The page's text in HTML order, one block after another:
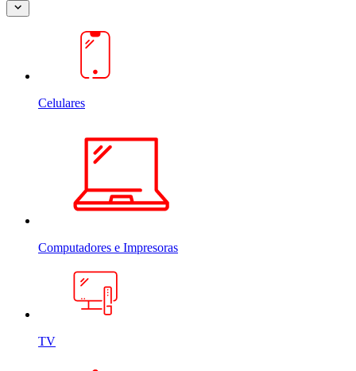
Celulares
Computadores e Impresoras
TV